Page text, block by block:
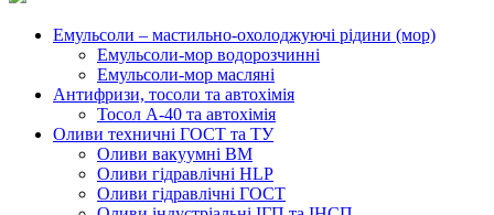
Емульсоли – мастильно-охолоджуючі рідини (мор)
Емульсоли-мор водорозчинні
Емульсоли-мор масляні
Антифризи, тосоли та автохімія
Тосол А-40 та автохімія
Оливи техничні ГОСТ та ТУ
Оливи вакуумні ВМ
Оливи гідравлічні HLP
Оливи гідравлічні ГОСТ